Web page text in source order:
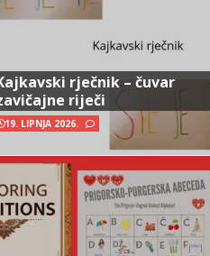
rječnik – čuvar
riječi
19. LIPNJA 2026.